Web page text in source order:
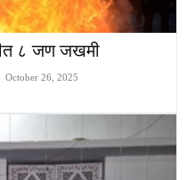
८ जण जखमी
October 26, 2025